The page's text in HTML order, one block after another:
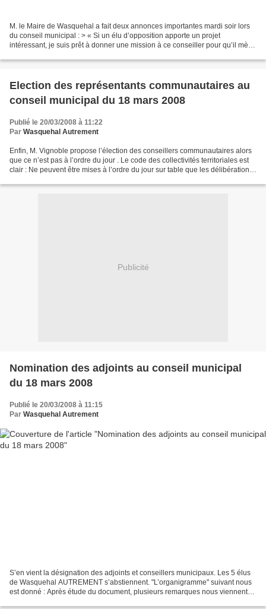
M. le Maire de Wasquehal a fait deux annonces importantes mardi soir lors
du conseil municipal : > « Si un élu d’opposition apporte un projet
intéressant, je suis prêt à donner une mission à ce conseiller pour qu’il mène
Election des représentants communautaires au
conseil municipal du 18 mars 2008
Publié le 20/03/2008 à 11:22
Par Wasquehal Autrement
Enfin, M. Vignoble propose l’élection des conseillers communautaires alors
que ce n’est pas à l’ordre du jour . Le code des collectivités territoriales est
clair : Ne peuvent être mises à l’ordre du jour sur table que les délibérations
Publicité
Nomination des adjoints au conseil municipal
du 18 mars 2008
Publié le 20/03/2008 à 11:15
Par Wasquehal Autrement
S’en vient la désignation des adjoints et conseillers municipaux. Les 5 élus
de Wasquehal AUTREMENT s’abstiennent. "L’organigramme" suivant nous
est donné : Après étude du document, plusieurs remarques nous viennent